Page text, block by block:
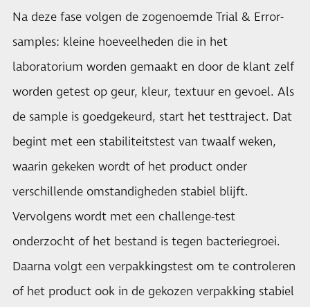
Na deze fase volgen de zogenoemde Trial & Error-
samples: kleine hoeveelheden die in het
laboratorium worden gemaakt en door de klant zelf
worden getest op geur, kleur, textuur en gevoel. Als
de sample is goedgekeurd, start het testtraject. Dat
begint met een stabiliteitstest van twaalf weken,
waarin gekeken wordt of het product onder
verschillende omstandigheden stabiel blijft.
Vervolgens wordt met een challenge-test
onderzocht of het bestand is tegen bacteriegroei.
Daarna volgt een verpakkingstest om te controleren
of het product ook in de gekozen verpakking stabiel